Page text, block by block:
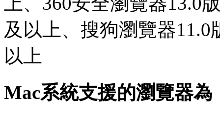
及以上、搜狗瀏覽器
以上
Mac系統支援的瀏覽器為